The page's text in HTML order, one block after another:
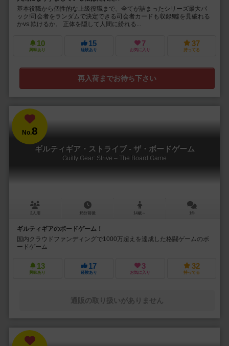
基本役職から個性的な上級役職まで、全てが詰まったシリーズ最大パ
ック!司会者をランダムで決定できる司会者カードも収録!噓を見破れる
かvs.欺けるか。 正体を隠して人間に紛れる...
10
興味あり
15
経験あり
7
お気に入り
37
持ってる
再入荷までお待ち下さい
No.8
ギルティギア・ストライブ - ザ・ボードゲーム
Guilty Gear: Strive – The Board Game
2人用 15分前後 14歳～ 1件
ギルティギアのボードゲーム！
国内クラウドファンディングで1000万超えを達成した格闘ゲームのボ
ードゲーム
13
興味あり
17
経験あり
3
お気に入り
32
持ってる
通販の取り扱いがありません